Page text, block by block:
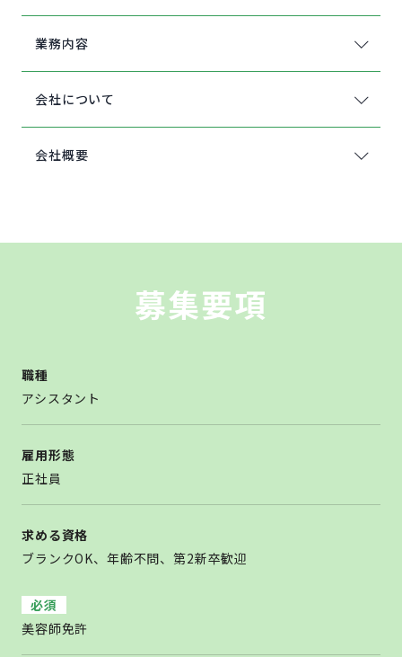
業務内容
会社について
会社概要
募集要項
職種
アシスタント
雇用形態
正社員
求める資格
ブランクOK、年齢不問、第2新卒歓迎
必須
美容師免許